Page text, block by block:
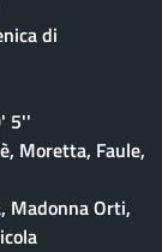
di
5''
Moretta, Faule,
Madonna Orti,